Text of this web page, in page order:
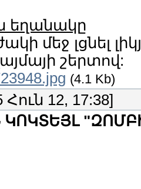
մեջ լցնել
շերտով:
(4.1 Kb)
Հուն 12, 17:38]
ԿՈԿՏԵՅԼ